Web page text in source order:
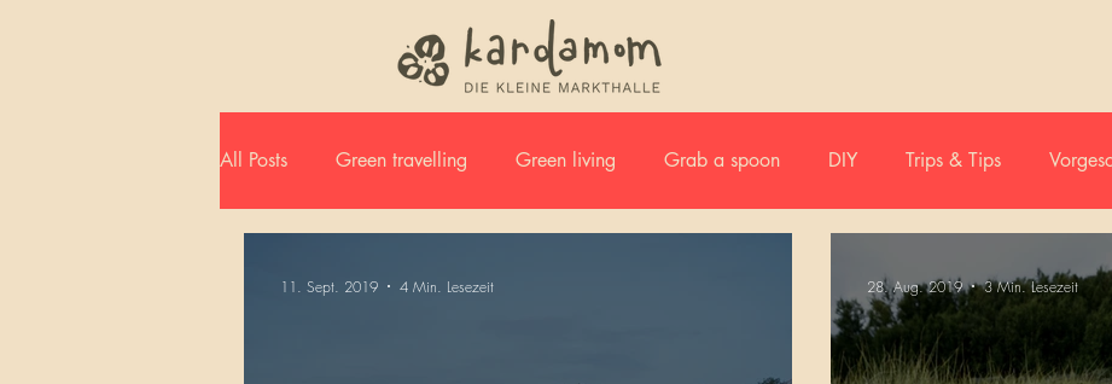
All Posts Green travelling Green living Grab a spoon DIY Trips & Tips
11. Sept. 2019 4 Min. Lesezeit 28. Aug. 2019 3 Min. Lesezeit